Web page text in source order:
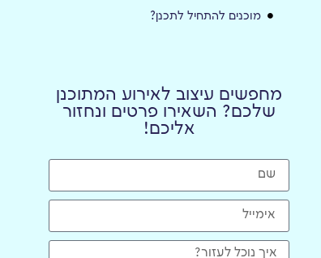
מוכנים להתחיל לתכנן?
מחפשים עיצוב לאירוע המתוכנן
שלכם? השאירו פרטים ונחזור
אליכם!